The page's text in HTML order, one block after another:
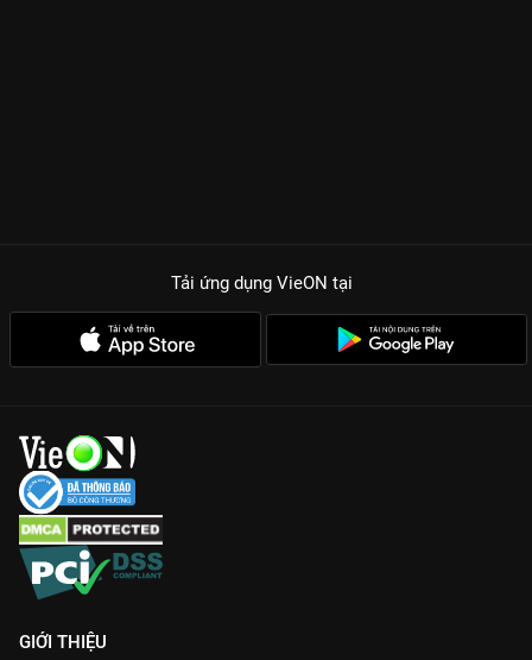
Tải ứng dụng VieON tại
GIỚI THIỆU